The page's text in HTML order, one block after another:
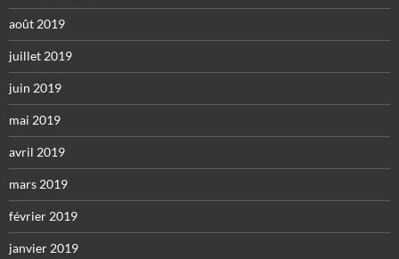
août 2019
juillet 2019
juin 2019
mai 2019
avril 2019
mars 2019
février 2019
janvier 2019